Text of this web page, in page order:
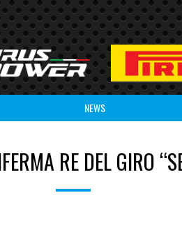
NEWS
RE DEL GIRO